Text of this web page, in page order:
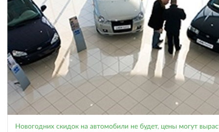
Новогодних скидок на автомобили не будет, цены могут